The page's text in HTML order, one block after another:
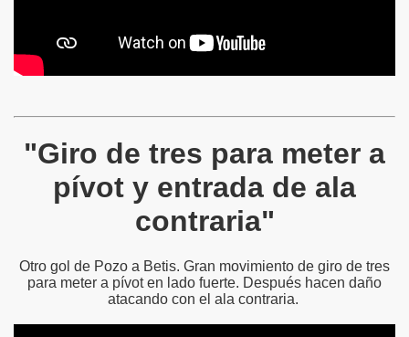
"Giro de tres para meter a
pívot y entrada de ala
contraria"
Otro gol de Pozo a Betis. Gran movimiento de giro de tres
para meter a pívot en lado fuerte. Después hacen daño
atacando con el ala contraria.